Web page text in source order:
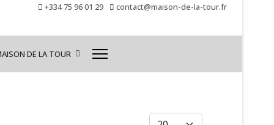
+334 75 96 01 29 contact@maison-de-la-tour.fr
DE LA TOUR
Afficher #